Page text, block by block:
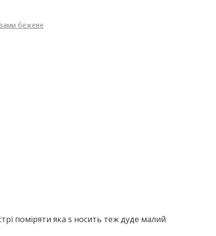
бежеве
поміряти яка s носить теж дуде малий